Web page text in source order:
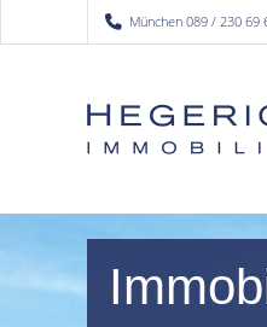
München 089 / 230